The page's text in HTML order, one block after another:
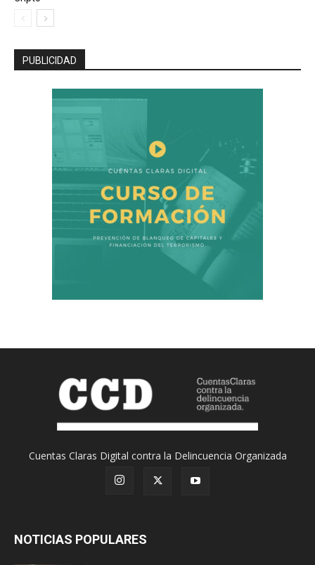
PUBLICIDAD
Cuentas Claras Digital contra la Delincuencia Organizada
NOTICIAS POPULARES